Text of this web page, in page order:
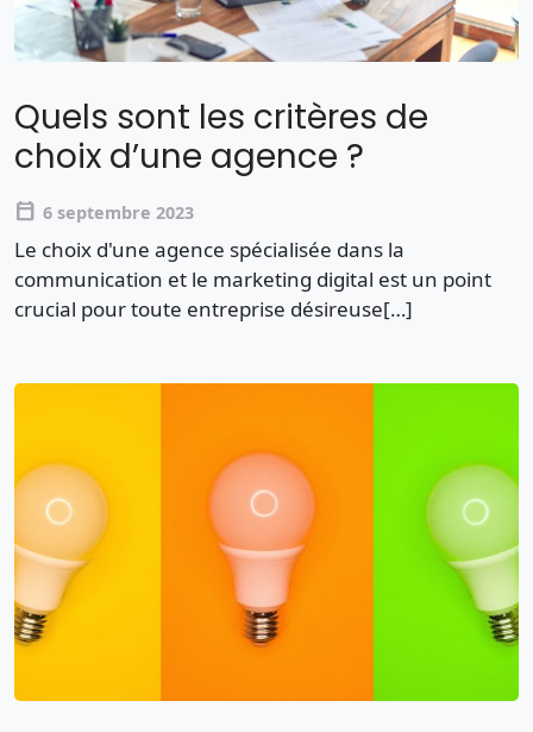
Quels sont les critères de
choix d’une agence ?
calendar_today 6 septembre 2023
Le choix d'une agence spécialisée dans la
communication et le marketing digital est un point
crucial pour toute entreprise désireuse[…]